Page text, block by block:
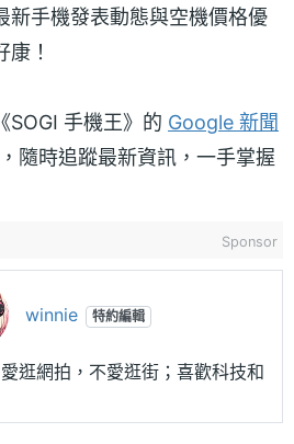
新手機發表動態與空機價格優
！
SOGI 手機王》的 Google 新聞
，隨時追蹤最新資訊，一手掌握
Sponsor
winnie 特約編輯
逛網拍，不愛逛街；喜歡科技和